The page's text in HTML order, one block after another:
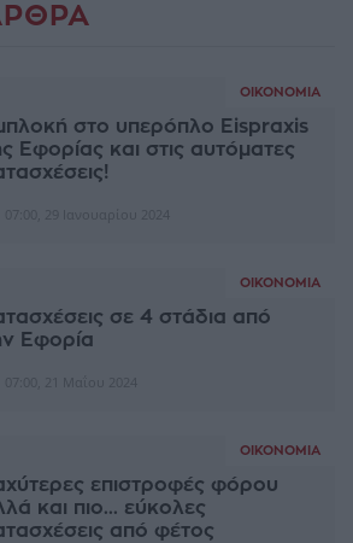
ΟΙΚΟΝΟΜΊΑ
στο υπερόπλο Eispraxis
Εφορίας και στις αυτόματες
ΟΙΚΟΝΟΜΊΑ
σε 4 στάδια από
Εφορία
ΟΙΚΟΝΟΜΊΑ
επιστροφές φόρου
και πιο... εύκολες
από φέτος